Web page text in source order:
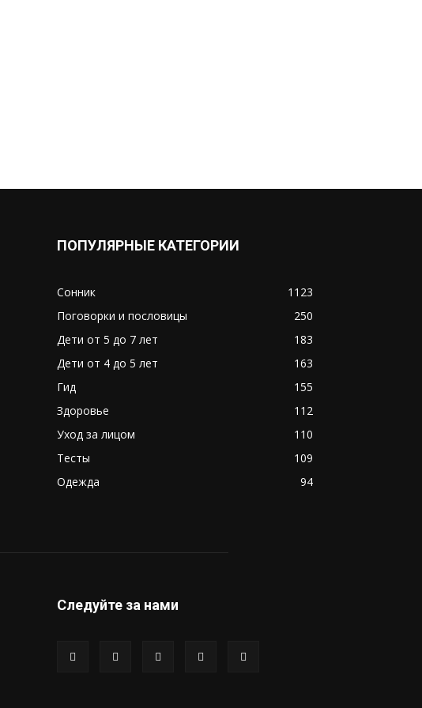
ПОПУЛЯРНЫЕ КАТЕГОРИИ
Сонник
1123
Поговорки и пословицы
250
Дети от 5 до 7 лет
183
Дети от 4 до 5 лет
163
Гид
155
Здоровье
112
Уход за лицом
110
Тесты
109
Одежда
94
Следуйте за нами